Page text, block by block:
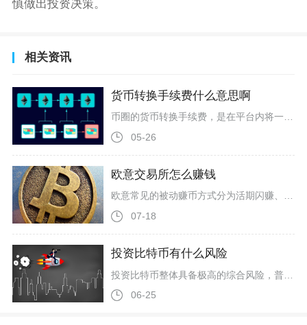
慎做出投资决策。
相关资讯
货币转换手续费什么意思啊
币圈的货币转换手续费，是在平台内将一种数字货币与另一种数字货币、或数字货币与法币进行兑换时，交易所或服务商收取的服务费，包含显性手续费与隐性汇率价差两部分，是用户兑换资产时的核心交易成本。币圈货币转换手续费和传统金融的货币兑换费逻辑相似，但场景更复杂。传统金融仅涉及法币间兑换，而币圈转换分为三大场景：一是币币转换，如BTC换USDT、ETH换BNB；二是法币与数字货币转换，如人民币买BTC、USDT卖成美元；三是跨链资产转换，如ERC-20USDT转TRC-20USDT。这些
05-26
欧意交易所怎么赚钱
欧意常见的被动赚币方式分为活期闪赚、定期锁仓质押、链上Staking三类，也是新手最先接触的盈利渠道。活期闪赚主要依托平台借贷池，用户存入USDT、BTC等主流币后，平台将资产借给有杠杆、现货借贷需求的交易者，以此产生利息收益，活期产品支持随时赎回，年化收益区间普遍在1%-8%；定期锁仓赚币分为7天、30天、90天档位，锁仓周期越长年化收益越高，部分山寨币种定期产品年化可达到15%以上，但资金锁仓期间无法提取，若市场出现大幅暴跌，即便持有生息资产，币价下跌带来的亏损会完全覆盖
07-18
投资比特币有什么风险
06-25